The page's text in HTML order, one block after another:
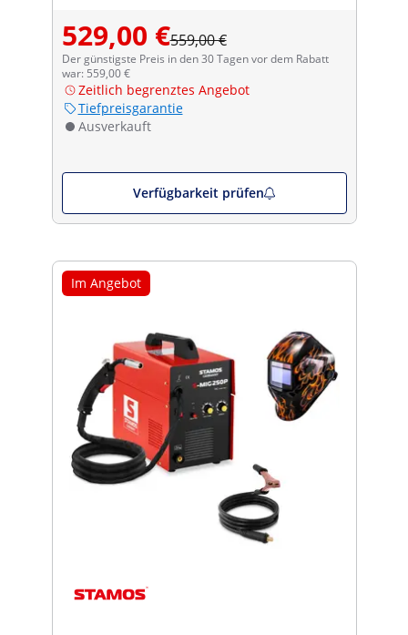
529,00 €559,00 €
Der günstigste Preis in den 30 Tagen vor dem Rabatt
war: 559,00 €
Zeitlich begrenztes Angebot
Tiefpreisgarantie
Ausverkauft
Verfügbarkeit prüfen
Im Angebot